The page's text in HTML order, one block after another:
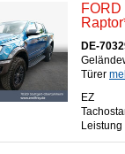
DE-
Türer
EZ
Leistung